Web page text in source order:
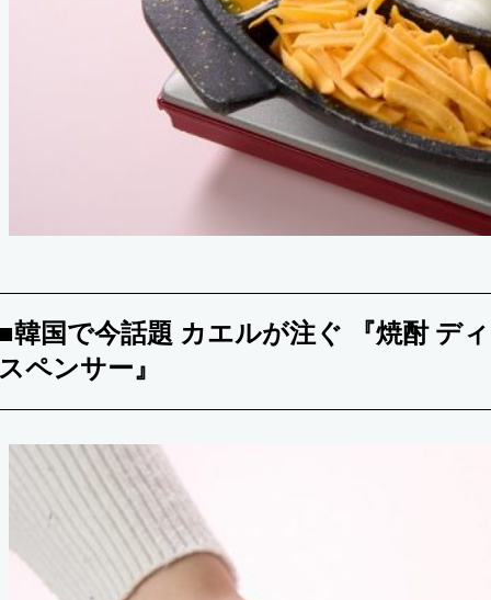
韓国で今話題 カエルが注ぐ 『焼酎 ディ
ペンサー』